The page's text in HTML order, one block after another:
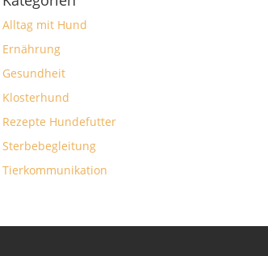
Alltag mit Hund
Ernährung
Gesundheit
Klosterhund
Rezepte Hundefutter
Sterbebegleitung
Tierkommunikation